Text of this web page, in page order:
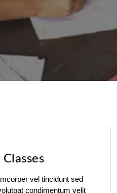
vel tincidunt sed
condimentum velit